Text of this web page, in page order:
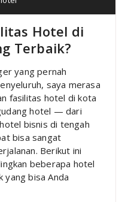
Hotel di
Terbaik?
yang pernah
saya merasa
fasilitas hotel di kota
hotel — dari
bisnis di tengah
bisa sangat
Berikut ini
beberapa hotel
bisa Anda